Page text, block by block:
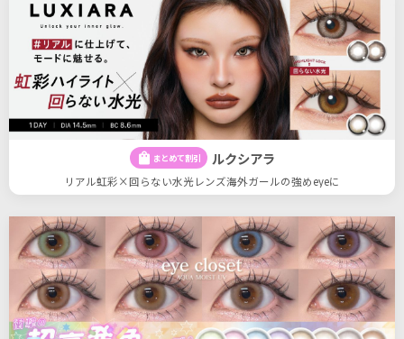
shopping_bag まとめて割引 ルクシアラ
リアル虹彩×回らない水光レンズ海外ガールの強めeyeに